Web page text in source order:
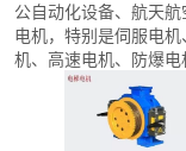
公自动化设备、航天
电机，特别是伺服电
机、高速电机、防爆电